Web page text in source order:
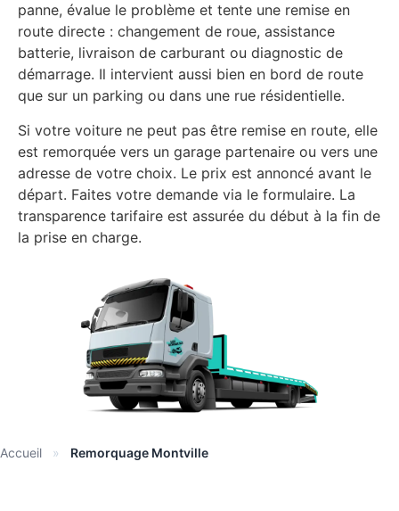
panne, évalue le problème et tente une remise en
route directe : changement de roue, assistance
batterie, livraison de carburant ou diagnostic de
démarrage. Il intervient aussi bien en bord de route
que sur un parking ou dans une rue résidentielle.
Si votre voiture ne peut pas être remise en route, elle
est remorquée vers un garage partenaire ou vers une
adresse de votre choix. Le prix est annoncé avant le
départ. Faites votre demande via le formulaire. La
transparence tarifaire est assurée du début à la fin de
la prise en charge.
Accueil » Remorquage Montville